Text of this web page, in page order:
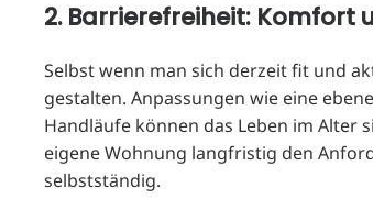
2. Barrierefreiheit: Komfort
Selbst wenn man sich derzeit fit und
gestalten. Anpassungen wie eine
Handläufe können das Leben im Alter
eigene Wohnung langfristig den
selbstständig.